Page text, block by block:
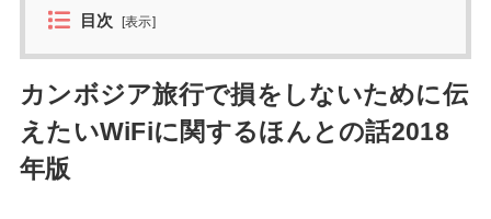
目次 [表示]
カンボジア旅行で損をしないために伝
えたいWiFiに関するほんとの話2018
年版